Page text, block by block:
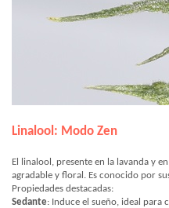
Linalool: Modo Zen
El linalool, presente en la lavanda y
agradable y floral. Es conocido por
Propiedades destacadas:
Sedante: Induce el sueño, ideal para